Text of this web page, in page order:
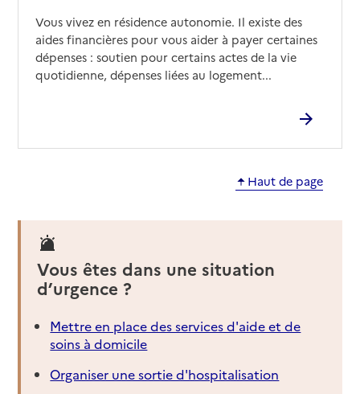
Vous vivez en résidence autonomie. Il existe des
aides financières pour vous aider à payer certaines
dépenses : soutien pour certains actes de la vie
quotidienne, dépenses liées au logement...
Haut de page
Vous êtes dans une situation
d’urgence ?
Mettre en place des services d'aide et de
soins à domicile
Organiser une sortie d'hospitalisation